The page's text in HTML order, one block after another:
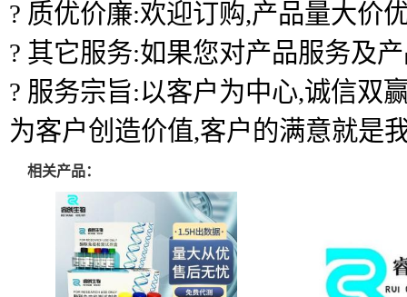
? 质优价廉:欢迎订购,产品量大价
? 其它服务:如果您对产品服务及
? 服务宗旨:以客户为中心,诚信双
为客户创造价值,客户的满意就是
相关产品：